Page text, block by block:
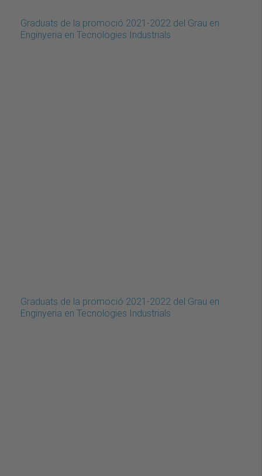
Graduats de la promoció 2021-2022 del Grau en
Enginyeria en Tecnologies Industrials
Graduats de la promoció 2021-2022 del Grau en
Enginyeria en Tecnologies Industrials